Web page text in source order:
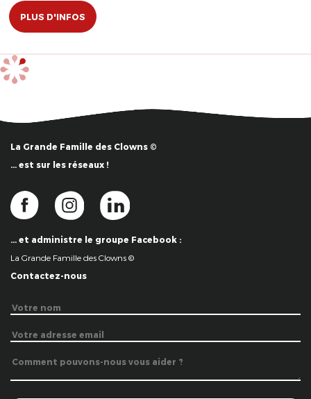
PLUS D'INFOS
La Grande Famille des Clowns ©
… est sur les réseaux !
… et administre le groupe Facebook :
La Grande Famille des Clowns ©
Contactez-nous